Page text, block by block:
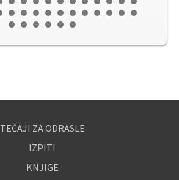
TEČAJI ZA ODRASLE
IZPITI
KNJIGE